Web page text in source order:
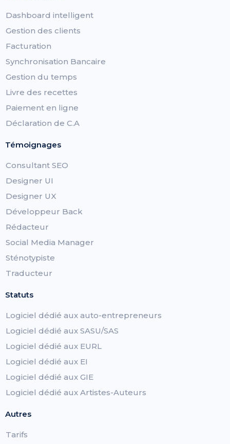
Dashboard intelligent
Gestion des clients
Facturation
Synchronisation Bancaire
Gestion du temps
Livre des recettes
Paiement en ligne
Déclaration de C.A
Témoignages
Consultant SEO
Designer UI
Designer UX
Développeur Back
Rédacteur
Social Media Manager
Sténotypiste
Traducteur
Statuts
Logiciel dédié aux auto-entrepreneurs
Logiciel dédié aux SASU/SAS
Logiciel dédié aux EURL
Logiciel dédié aux EI
Logiciel dédié aux GIE
Logiciel dédié aux Artistes-Auteurs
Autres
Tarifs